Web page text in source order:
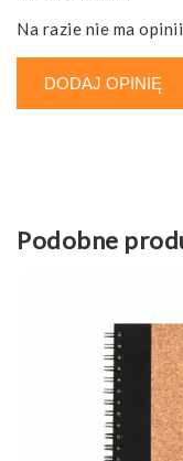
Na razie nie ma
DODAJ OPINIĘ
Podobne